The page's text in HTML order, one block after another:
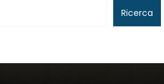
Ricerca